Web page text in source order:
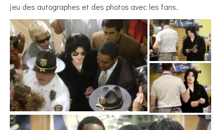
jeu des autographes et des photos avec les fans.